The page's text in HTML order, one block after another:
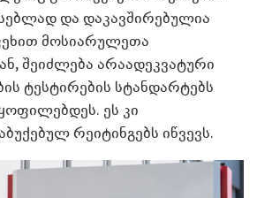
და დაკავშირებულია
მოსიარულეთა
შეიძლება არაადეკვატური
ტესტირების სტანდარტებს
ეს კი
რეიტინგებს იწვევს.